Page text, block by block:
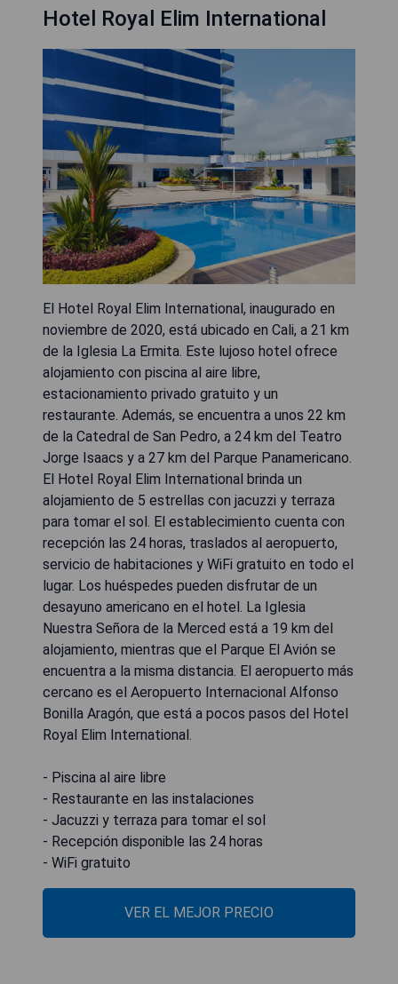
Hotel Royal Elim International
El Hotel Royal Elim International, inaugurado en
noviembre de 2020, está ubicado en Cali, a 21 km
de la Iglesia La Ermita. Este lujoso hotel ofrece
alojamiento con piscina al aire libre,
estacionamiento privado gratuito y un
restaurante. Además, se encuentra a unos 22 km
de la Catedral de San Pedro, a 24 km del Teatro
Jorge Isaacs y a 27 km del Parque Panamericano.
El Hotel Royal Elim International brinda un
alojamiento de 5 estrellas con jacuzzi y terraza
para tomar el sol. El establecimiento cuenta con
recepción las 24 horas, traslados al aeropuerto,
servicio de habitaciones y WiFi gratuito en todo el
lugar. Los huéspedes pueden disfrutar de un
desayuno americano en el hotel. La Iglesia
Nuestra Señora de la Merced está a 19 km del
alojamiento, mientras que el Parque El Avión se
encuentra a la misma distancia. El aeropuerto más
cercano es el Aeropuerto Internacional Alfonso
Bonilla Aragón, que está a pocos pasos del Hotel
Royal Elim International.
- Piscina al aire libre
- Restaurante en las instalaciones
- Jacuzzi y terraza para tomar el sol
- Recepción disponible las 24 horas
- WiFi gratuito
VER EL MEJOR PRECIO